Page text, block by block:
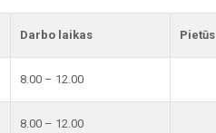
Darbo laikas Pietūs
8.00 – 12.00
8.00 – 12.00